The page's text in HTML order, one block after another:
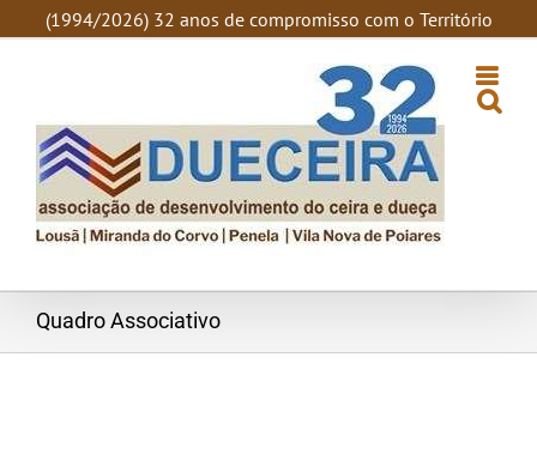
(1994/2026) 32 anos de compromisso com o Território
Quadro Associativo